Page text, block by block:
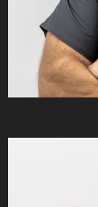
Dr.